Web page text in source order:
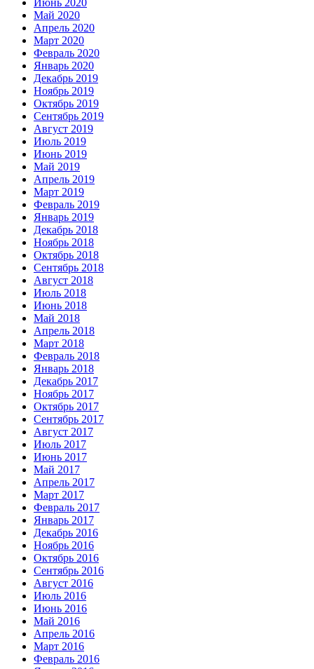
Июнь 2020
Май 2020
Апрель 2020
Март 2020
Февраль 2020
Январь 2020
Декабрь 2019
Ноябрь 2019
Октябрь 2019
Сентябрь 2019
Август 2019
Июль 2019
Июнь 2019
Май 2019
Апрель 2019
Март 2019
Февраль 2019
Январь 2019
Декабрь 2018
Ноябрь 2018
Октябрь 2018
Сентябрь 2018
Август 2018
Июль 2018
Июнь 2018
Май 2018
Апрель 2018
Март 2018
Февраль 2018
Январь 2018
Декабрь 2017
Ноябрь 2017
Октябрь 2017
Сентябрь 2017
Август 2017
Июль 2017
Июнь 2017
Май 2017
Апрель 2017
Март 2017
Февраль 2017
Январь 2017
Декабрь 2016
Ноябрь 2016
Октябрь 2016
Сентябрь 2016
Август 2016
Июль 2016
Июнь 2016
Май 2016
Апрель 2016
Март 2016
Февраль 2016